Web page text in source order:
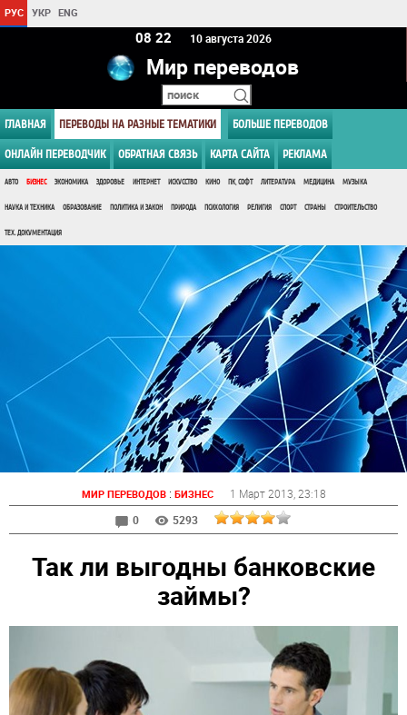
РУС УКР ENG
08:22 10 августа 2026
Мир переводов
ГЛАВНАЯ ПЕРЕВОДЫ НА РАЗНЫЕ ТЕМАТИКИ БОЛЬШЕ ПЕРЕВОДОВ
ОНЛАЙН ПЕРЕВОДЧИК ОБРАТНАЯ СВЯЗЬ КАРТА САЙТА РЕКЛАМА
АВТО БИЗНЕС ЭКОНОМИКА ЗДОРОВЬЕ ИНТЕРНЕТ ИСКУССТВО КИНО ПК, СОФТ ЛИТЕРАТУРА МЕДИЦИНА МУЗЫКА
НАУКА И ТЕХНИКА ОБРАЗОВАНИЕ ПОЛИТИКА И ЗАКОН ПРИРОДА ПСИХОЛОГИЯ РЕЛИГИЯ СПОРТ СТРАНЫ СТРОИТЕЛЬСТВО
ТЕХ. ДОКУМЕНТАЦИЯ
МИР ПЕРЕВОДОВ: БИЗНЕС 1 Март 2013 , 23:18
0
5293
Так ли выгодны банковские
займы?